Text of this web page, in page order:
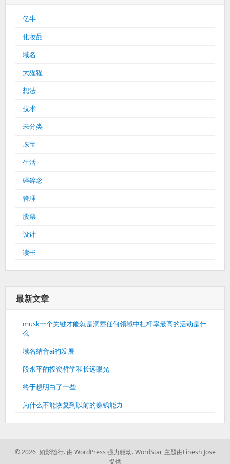
亿牛
化妆品
域名
大猩猩
想法
技术
未分类
珠宝
生活
碎碎念
管理
股票
设计
读书
最新文章
musk一个关键才能就是洞察任何领域中杠杆率最高的活动是什
么
域名结合ai的发展
段永平的投资哲学和长远眼光
终于想明白了一些
为什么不能恢复到以前的赚钱能力
© 2026 如影随行. 由 WordPress 强力驱动. WordStar, 主题由Linesh Jose
提供